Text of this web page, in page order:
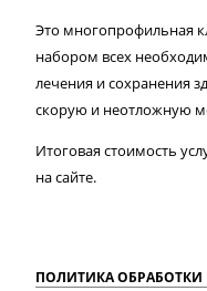
Это многопрофильная
набором всех
лечения и сохранения
скорую и неотложную
Итоговая стоимость
на сайте.
ПОЛИТИКА